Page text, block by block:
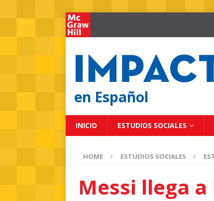
en Español
INICIO ESTUDIOS SOCIALES
HOME ESTUDIOS SOCIALES
Messi llega